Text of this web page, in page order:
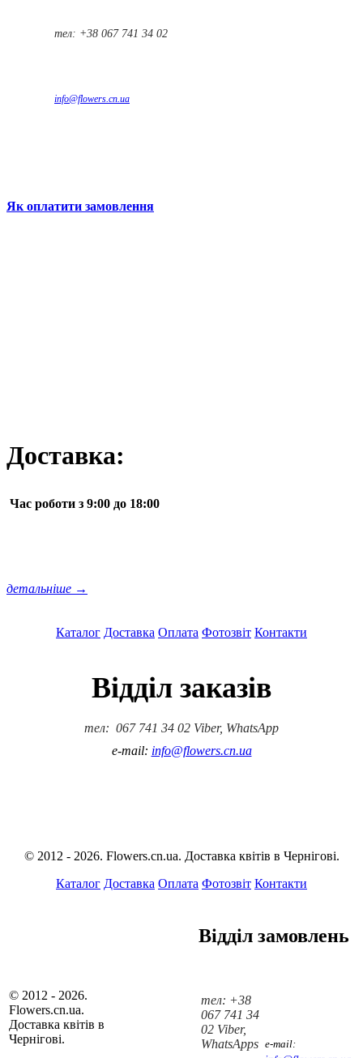
тел: +38 067 741 34 02
info@flowers.cn.ua
Як оплатити замовлення
Доставка:
Час роботи з 9:00 до 18:00
детальніше →
Каталог Доставка Оплата Фотозвіт Контакти
Відділ заказів
тел: 067 741 34 02 Viber, WhatsApp
e-mail: info@flowers.cn.ua
© 2012 - 2026. Flowers.cn.ua. Доставка квітів в Чернігові.
Каталог Доставка Оплата Фотозвіт Контакти
© 2012 - 2026.
Flowers.cn.ua.
Доставка квітів в
Чернігові.
Відділ замовлень
тел: +38
067 741 34
02 Viber,
WhatsApps e-mail: